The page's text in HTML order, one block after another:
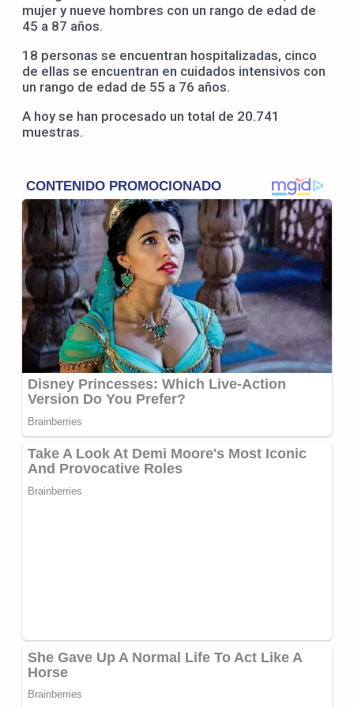
mujer y nueve hombres con un rango de edad de
45 a 87 años.
18 personas se encuentran hospitalizadas, cinco
de ellas se encuentran en cuidados intensivos con
un rango de edad de 55 a 76 años.
A hoy se han procesado un total de 20.741
muestras.